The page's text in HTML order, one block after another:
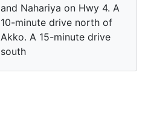
and Nahariya on Hwy 4. A
10-minute drive north of
Akko. A 15-minute drive
south